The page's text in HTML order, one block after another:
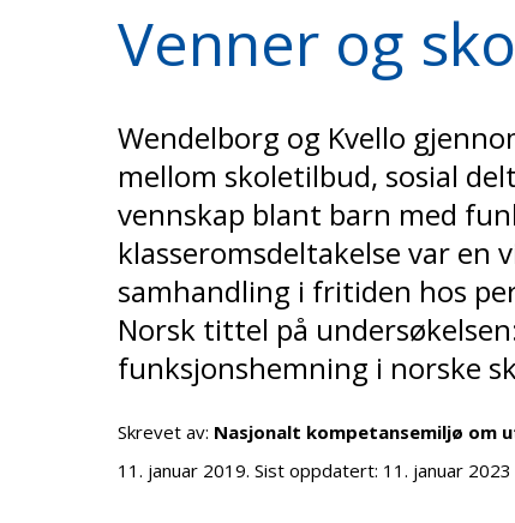
Venner og
Wendelborg og Kvello
mellom skoletilbud, sosial
vennskap blant barn med
klasseromsdeltakelse var en
samhandling i fritiden hos
Norsk tittel på
funksjonshemning i norske
Skrevet av: Nasjonalt kompetansemiljø om
11. januar 2019. Sist oppdatert: 11. januar 2023